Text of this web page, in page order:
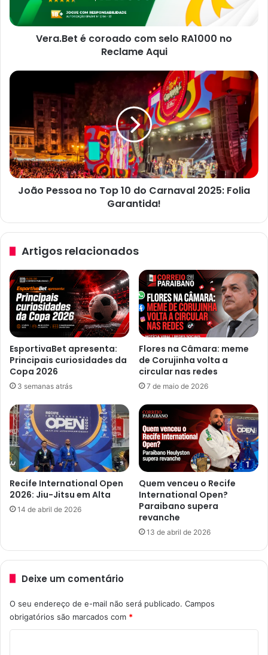
é
o
c
o
m
s
e
A
0
n
o
R
e
c
l
a
m
e
q
u
i
Vera.Bet é coroado com selo RA1000 no
Reclame Aqui
J
P
e
s
s
o
0
d
o
C
a
n
a
a
2
0
2
5
:
F
o
a
t
i
d
João Pessoa no Top 10 do Carnaval 2025: Folia
Garantida!
Artigos relacionados
EsportivaBet apresenta:
Principais curiosidades da
Copa 2026
3 semanas atrás
Flores na Câmara: meme
de Corujinha volta a
circular nas redes
7 de maio de 2026
Recife International Open
2026: Jiu-Jitsu em Alta
14 de abril de 2026
Quem venceu o Recife
International Open?
Paraibano supera
revanche
13 de abril de 2026
Deixe um comentário
O seu endereço de e-mail não será publicado. Campos
obrigatórios são marcados com *